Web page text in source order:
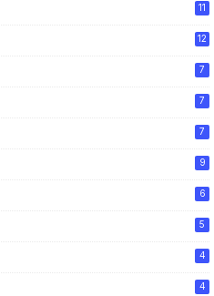
11
12
7
7
7
9
6
5
4
4